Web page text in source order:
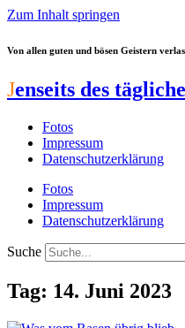
Zum Inhalt springen
Von allen guten und bösen Geistern
Jenseits des
Fotos
Impressum
Datenschutzerklärung
Fotos
Impressum
Datenschutzerklärung
Suche
Tag: 14. Juni 2023